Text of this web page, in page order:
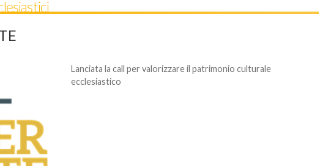
Lanciata la call per valorizzare il patrimonio culturale
ecclesiastico